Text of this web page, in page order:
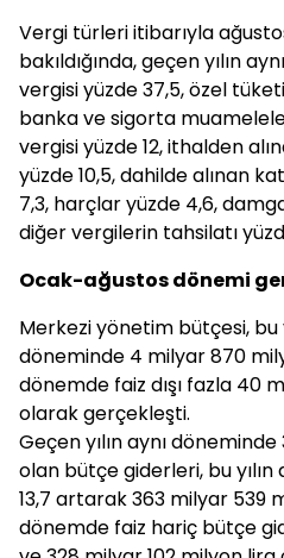
Vergi türleri itibarıyla
bakıldığında, geçen yılın
vergisi yüzde 37,5, özel
banka ve sigorta
vergisi yüzde 12, ithalden
yüzde 10,5, dahilde alınan
7,3, harçlar yüzde 4,6,
diğer vergilerin tahsilatı
Ocak-ağustos dönemi
Merkezi yönetim bütçesi, bu
döneminde 4 milyar 870
dönemde faiz dışı fazla 40
olarak gerçekleşti.
Geçen yılın aynı
olan bütçe giderleri, bu
13,7 artarak 363 milyar 539
dönemde faiz hariç bütçe